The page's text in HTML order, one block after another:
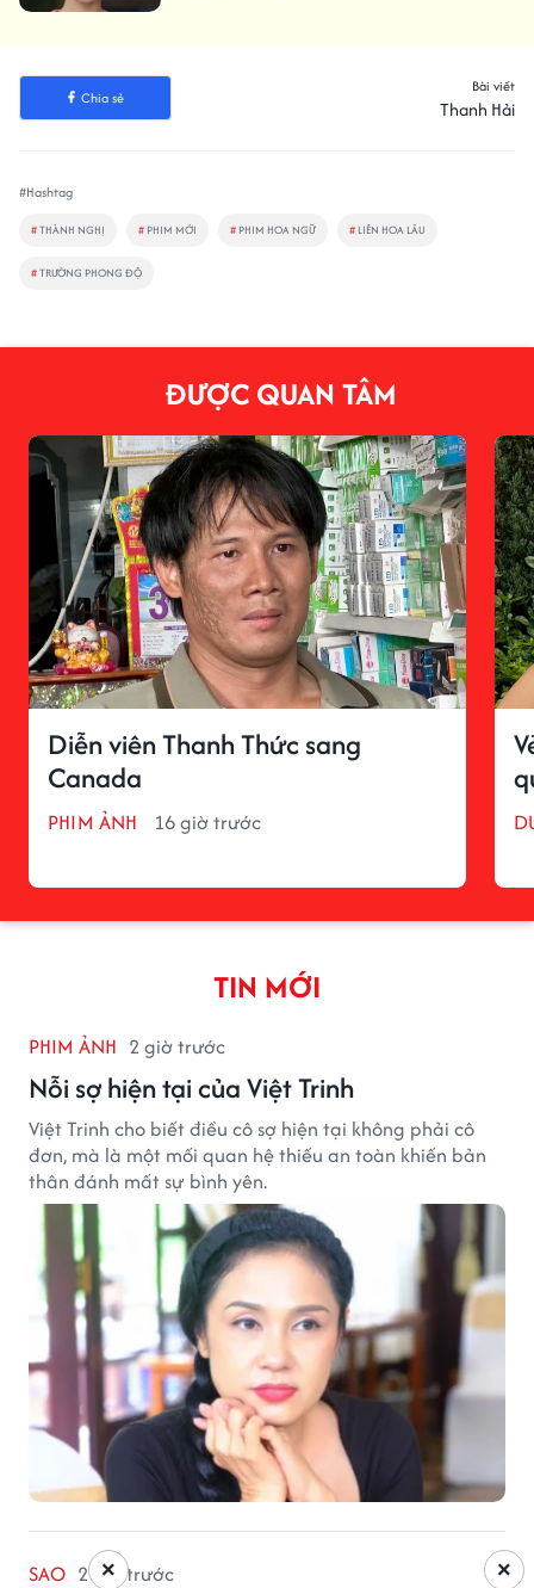
Chia sẻ
Bài viết
Thanh Hải
#Hashtag
#THÀNH NGHỊ # PHIM MỚI # PHIM HOA NGỮ # LIÊN HOA LÂU
#TRƯỜNG PHONG ĐỘ
ĐƯỢC QUAN TÂM
Diễn viên Thanh Thức sang
Canada
PHIM ẢNH 16 giờ trước
TIN MỚI
PHIM ẢNH 2 giờ trước
Nỗi sợ hiện tại của Việt Trinh
Việt Trinh cho biết điều cô sợ hiện tại không phải cô
đơn, mà là một mối quan hệ thiếu an toàn khiến bản
thân đánh mất sự bình yên.
SAO 2 giờ trước ×
×